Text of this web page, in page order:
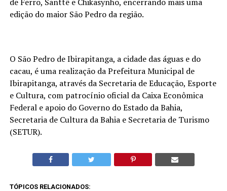
edição do maior São Pedro da região.
O São Pedro de Ibirapitanga, a cidade das águas e do
cacau, é uma realização da Prefeitura Municipal de
Ibirapitanga, através da Secretaria de Educação, Esporte
e Cultura, com patrocínio oficial da Caixa Econômica
Federal e apoio do Governo do Estado da Bahia,
Secretaria de Cultura da Bahia e Secretaria de Turismo
(SETUR).
TÓPICOS RELACIONADOS: